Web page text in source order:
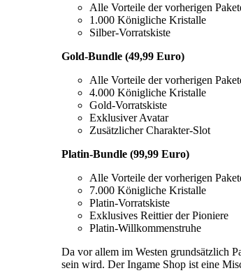
Alle Vorteile der vorherigen
1.000 Königliche Kristalle
Silber-Vorratskiste
Gold-Bundle (49,99 Euro)
Alle Vorteile der vorherigen
4.000 Königliche Kristalle
Gold-Vorratskiste
Exklusiver Avatar
Zusätzlicher Charakter-Slot
Platin-Bundle (99,99 Euro)
Alle Vorteile der vorherigen
7.000 Königliche Kristalle
Platin-Vorratskiste
Exklusives Reittier der Pioniere
Platin-Willkommenstruhe
Da vor allem im Westen grundsätzlich
sein wird. Der Ingame Shop ist eine